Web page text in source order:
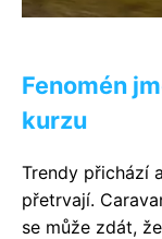
Fenomén
kurzu
Trendy přichází
přetrvají.
se může zdát,